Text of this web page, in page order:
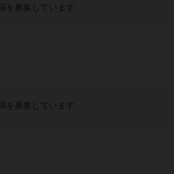
を募集しています
を募集しています